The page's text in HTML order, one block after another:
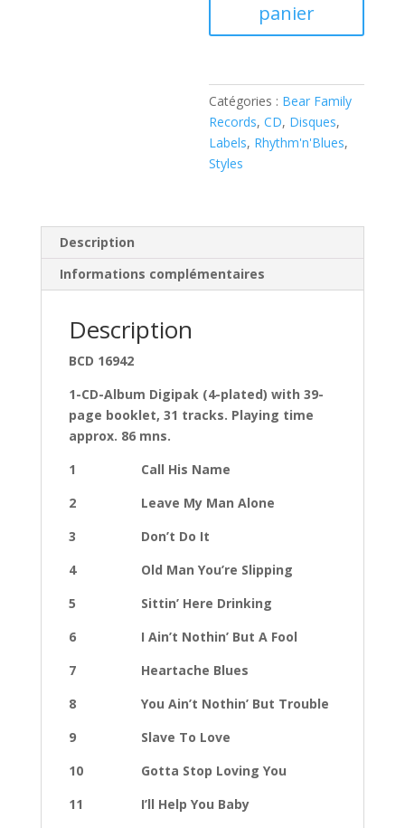
Kittrell
Her
Name
(
CD
panier
Catégories : Bear Family
Records,CD, Disques,
Labels, Rhythm'n'Blues,
Styles
Description
Informations complémentaires
Description
BCD 16942
1-CD-Album Digipak (4-plated) with 39-
page booklet, 31 tracks. Playing time
approx. 86 mns.​
1 Call His Name
2 Leave My Man Alone
3 Don’t Do It
4 Old Man You’re Slipping
5 Sittin’ Here Drinking
6 I Ain’t Nothin’ But A Fool
7 Heartache Blues
8 You Ain’t Nothin’ But Trouble
9 Slave To Love
10 Gotta Stop Loving You
11 I’ll Help You Baby